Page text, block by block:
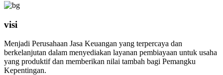
visi
Menjadi Perusahaan Jasa Keuangan yang terpercaya dan
berkelanjutan dalam menyediakan layanan pembiayaan untuk usaha
yang produktif dan memberikan nilai tambah bagi Pemangku
Kepentingan.